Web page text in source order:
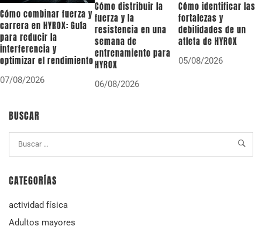
Cómo combinar fuerza y
carrera en HYROX: Guía
para reducir la
interferencia y
optimizar el rendimiento
07/08/2026
Cómo distribuir la
fuerza y la
resistencia en una
semana de
entrenamiento para
HYROX
06/08/2026
Cómo identificar las
fortalezas y
debilidades de un
atleta de HYROX
05/08/2026
BUSCAR
CATEGORÍAS
actividad física
Adultos mayores